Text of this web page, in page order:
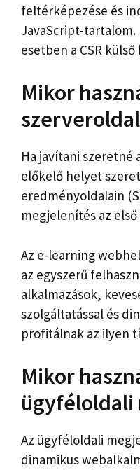
feltérképezése és
JavaScript-
esetben a CSR
Mikor
Ha javítani szeretné
előkelő helyet
eredményoldalain
megjelenítés az első
Az e-learning
az egyszerű
alkalmazások,
szolgáltatással és
profitálnak az ilyen
Mikor
Az ügyféloldali
dinamikus